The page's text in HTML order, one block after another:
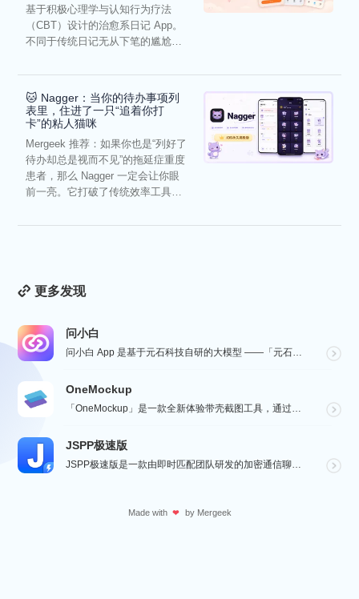
基于积极心理学与认知行为疗法
（CBT）设计的治愈系日记 App。
不同于传统日记无从下笔的尴尬，
🐱 Nagger：当你的待办事项列
表里，住进了一只“追着你打
卡”的粘人猫咪
Mergeek 推荐：如果你也是“列好了
待办却总是视而不见”的拖延症重度
患者，那么 Nagger 一定会让你眼
前一亮。它打破了传统效率工具冰
更多发现
问小白
问小白 App 是基于元石科技自研的大模型 ——「元石大模型」，所推出的 AI 智能助手应用，旨在为...
OneMockup
「OneMockup」是一款全新体验带壳截图工具，通过导入个人照片和丰富的设备模型，用户可以轻松创建...
JSPP极速版
JSPP极速版是一款由即时匹配团队研发的加密通信聊天软件，专为商务办公及社交交友设计。软件采用先进加...
Made with ❤ by Mergeek